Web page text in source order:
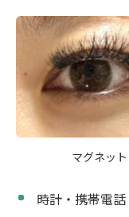
マグネット
時計・携帯電